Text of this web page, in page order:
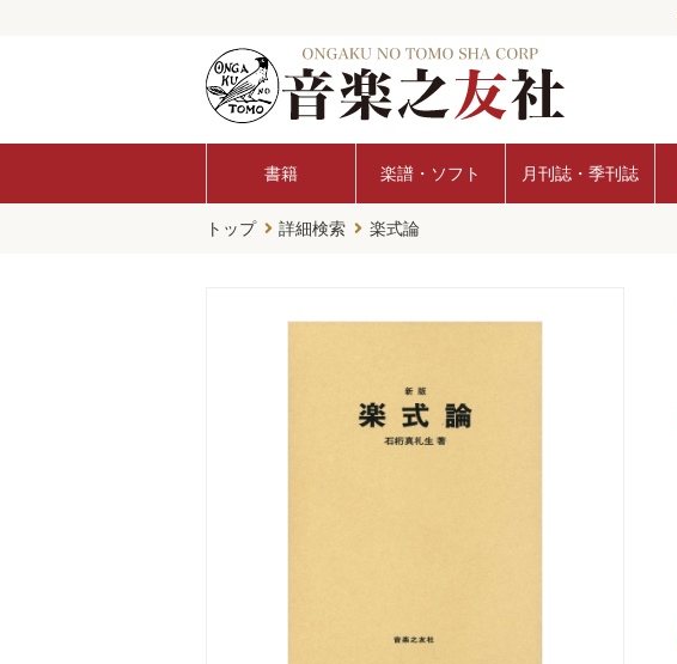
書籍 楽譜・ソフト 月刊誌・季刊誌
トップ 詳細検索 楽式論